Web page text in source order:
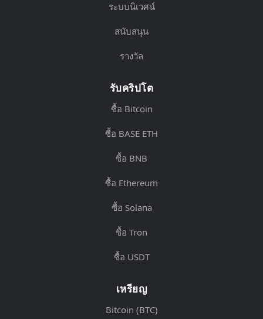
ระบบนิเวศน์
สนับสนุน
รางวัล
รับคริปโต
ซื้อ Bitcoin
ซื้อ BASE ETH
ซื้อ BNB
ซื้อ Ethereum
ซื้อ Solana
ซื้อ Tron
ซื้อ USDT
เหรียญ
Bitcoin (BTC)